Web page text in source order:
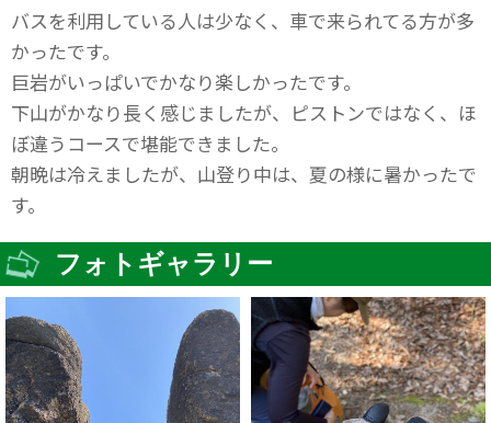
バスを利用している人は少なく、車で来られてる方が多
かったです。
巨岩がいっぱいでかなり楽しかったです。
下山がかなり長く感じましたが、ピストンではなく、ほ
ぼ違うコースで堪能できました。
朝晩は冷えましたが、山登り中は、夏の様に暑かったで
す。
フォトギャラリー